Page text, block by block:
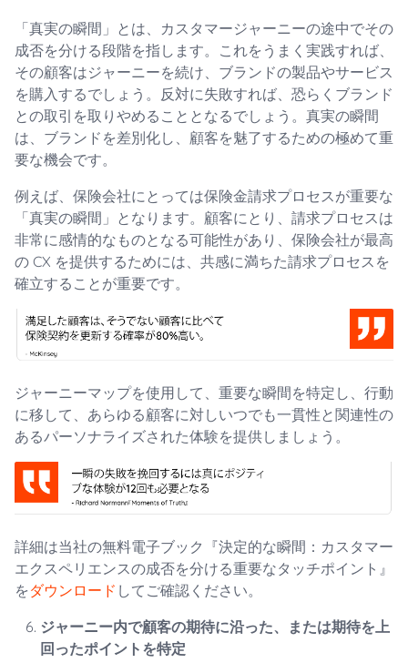
「真実の瞬間」とは、カスタマージャーニーの途中でその
成否を分ける段階を指します。これをうまく実践すれば、
その顧客はジャーニーを続け、ブランドの製品やサービス
を購入するでしょう。反対に失敗すれば、恐らくブランド
との取引を取りやめることとなるでしょう。真実の瞬間
は、ブランドを差別化し、顧客を魅了するための極めて重
要な機会です。
例えば、保険会社にとっては保険金請求プロセスが重要な
「真実の瞬間」となります。顧客にとり、請求プロセスは
非常に感情的なものとなる可能性があり、保険会社が最高
の CX を提供するためには、共感に満ちた請求プロセスを
確立することが重要です。
ジャーニーマップを使用して、重要な瞬間を特定し、行動
に移して、あらゆる顧客に対しいつでも一貫性と関連性の
あるパーソナライズされた体験を提供しましょう。
詳細は当社の無料電子ブック『決定的な瞬間：カスタマー
エクスペリエンスの成否を分ける重要なタッチポイント』
を ダウンロード してご確認ください。
ジャーニー内で顧客の期待に沿った、または期待を上
回ったポイントを特定